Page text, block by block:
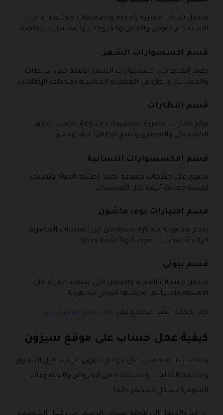
يشمل شنطًا عصرية بأحجام وتصميمات مختلفة تناسب
الاستخدام اليومي والعمل والخروجات والمناسبات الخاصة.
قسم اكسسوارات الشعر
يضم العديد من اكسسوارات الشعر الأنيقة مثل الربطات
والمشابك والطواقي العصرية المناسبة لمختلف الإطلالات.
قسم النظارات
يوفر نظارات عصرية بتصميمات متنوعة تناسب الذوق
الكلاسيكي والعصري وتمنح مظهرًا أنيقًا ومميزًا.
قسم الاكسسوارات النسائية
يحتوي على منتجات متنوعة تكمل إطلالة المرأة وتضيف
لمسة جمالية أنيقة لكل المناسبات.
قسم اختيارات نوف فاشون
يقدم مجموعة مختارة بعناية من أبرز المنتجات العصرية
الرائجة لمحبات الموضة والأناقة الحديثة.
قسم بيوتي
يشمل منتجات العناية والجمال التي تساعد المرأة على
الاهتمام بإطلالتها وجمالها اليومي بسهولة.
كما يمكنك أيضًا الإطلاع على كود خصم العمري بلازا.
كيفية عمل حساب على موقع سيزون
يساعد إنشاء حساب على موقع سيزون في تسهيل التسوق
ومتابعة الطلبات والاستفادة من العروض والخصومات
المتوفرة بشكل مستمر دائمًا.